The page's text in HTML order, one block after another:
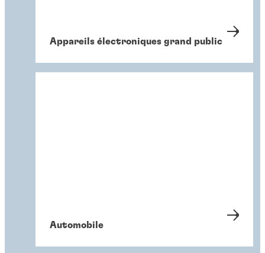
Appareils électroniques grand public
Automobile